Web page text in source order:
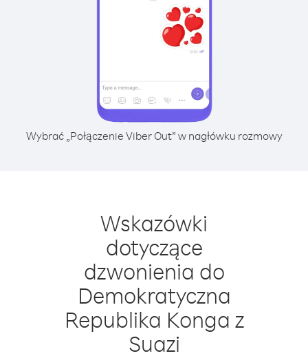
Wybrać „Połączenie Viber Out” w nagłówku rozmowy
Wskazówki
dotyczące
dzwonienia do
Demokratyczna
Republika Konga z
Suazi